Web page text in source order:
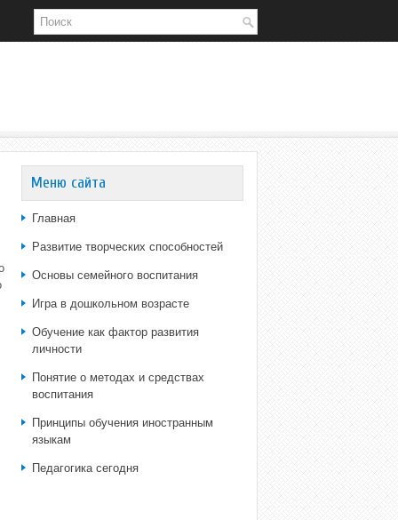
Меню сайта
Главная
Развитие творческих способностей
Основы семейного воспитания
Игра в дошкольном возрасте
Обучение как фактор развития
личности
Понятие о методах и средствах
воспитания
Принципы обучения иностранным
языкам
Педагогика сегодня